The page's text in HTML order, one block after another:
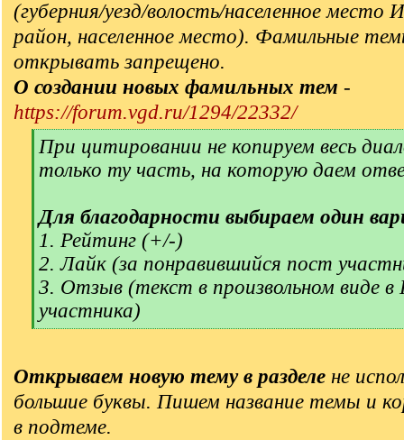
(губерния/уезд/волость/населенное
район, населенное место). Фамильные
открывать запрещено.
О создании новых фамильных тем -
https://forum.vgd.ru/1294/22332/
[
q
]
При цитировании не копируем весь
только ту часть, на которую даем
Для благодарности выбираем один
1. Рейтинг (+/-)
2. Лайк (за понравившийся пост
3. Отзыв (текст в произвольном виде
участника)
[
]
Открываем новую тему в разделе не
большие буквы. Пишем название темы и
в подтеме.